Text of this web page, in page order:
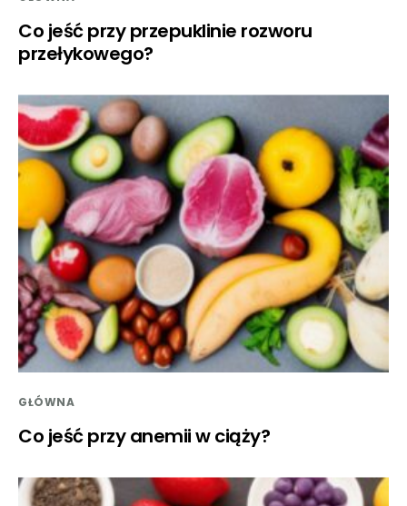
Co jeść przy przepuklinie rozworu
przełykowego?
GŁÓWNA
Co jeść przy anemii w ciąży?